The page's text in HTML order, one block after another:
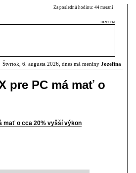
Za poslednú hodinu: 44 meraní
inzercia
Štvrtok, 6. augusta 2026, dnes má meniny Jozefína
pre PC má mať o
mať o cca 20% vyšší výkon